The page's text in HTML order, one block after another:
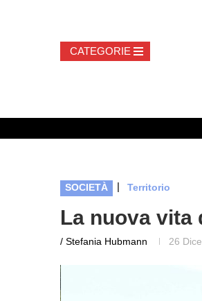
SOCIETÀ | Territorio
La nuova vita
/ Stefania Hubmann 26